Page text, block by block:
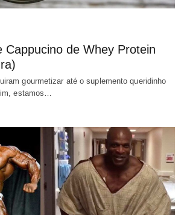
Cappucino de Whey Protein
gourmetizar até o suplemento queridinho
estamos…